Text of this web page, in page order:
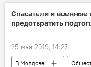
Спасатели и военные
предотвратить
25 мая 2019, 14:27
В Молдове